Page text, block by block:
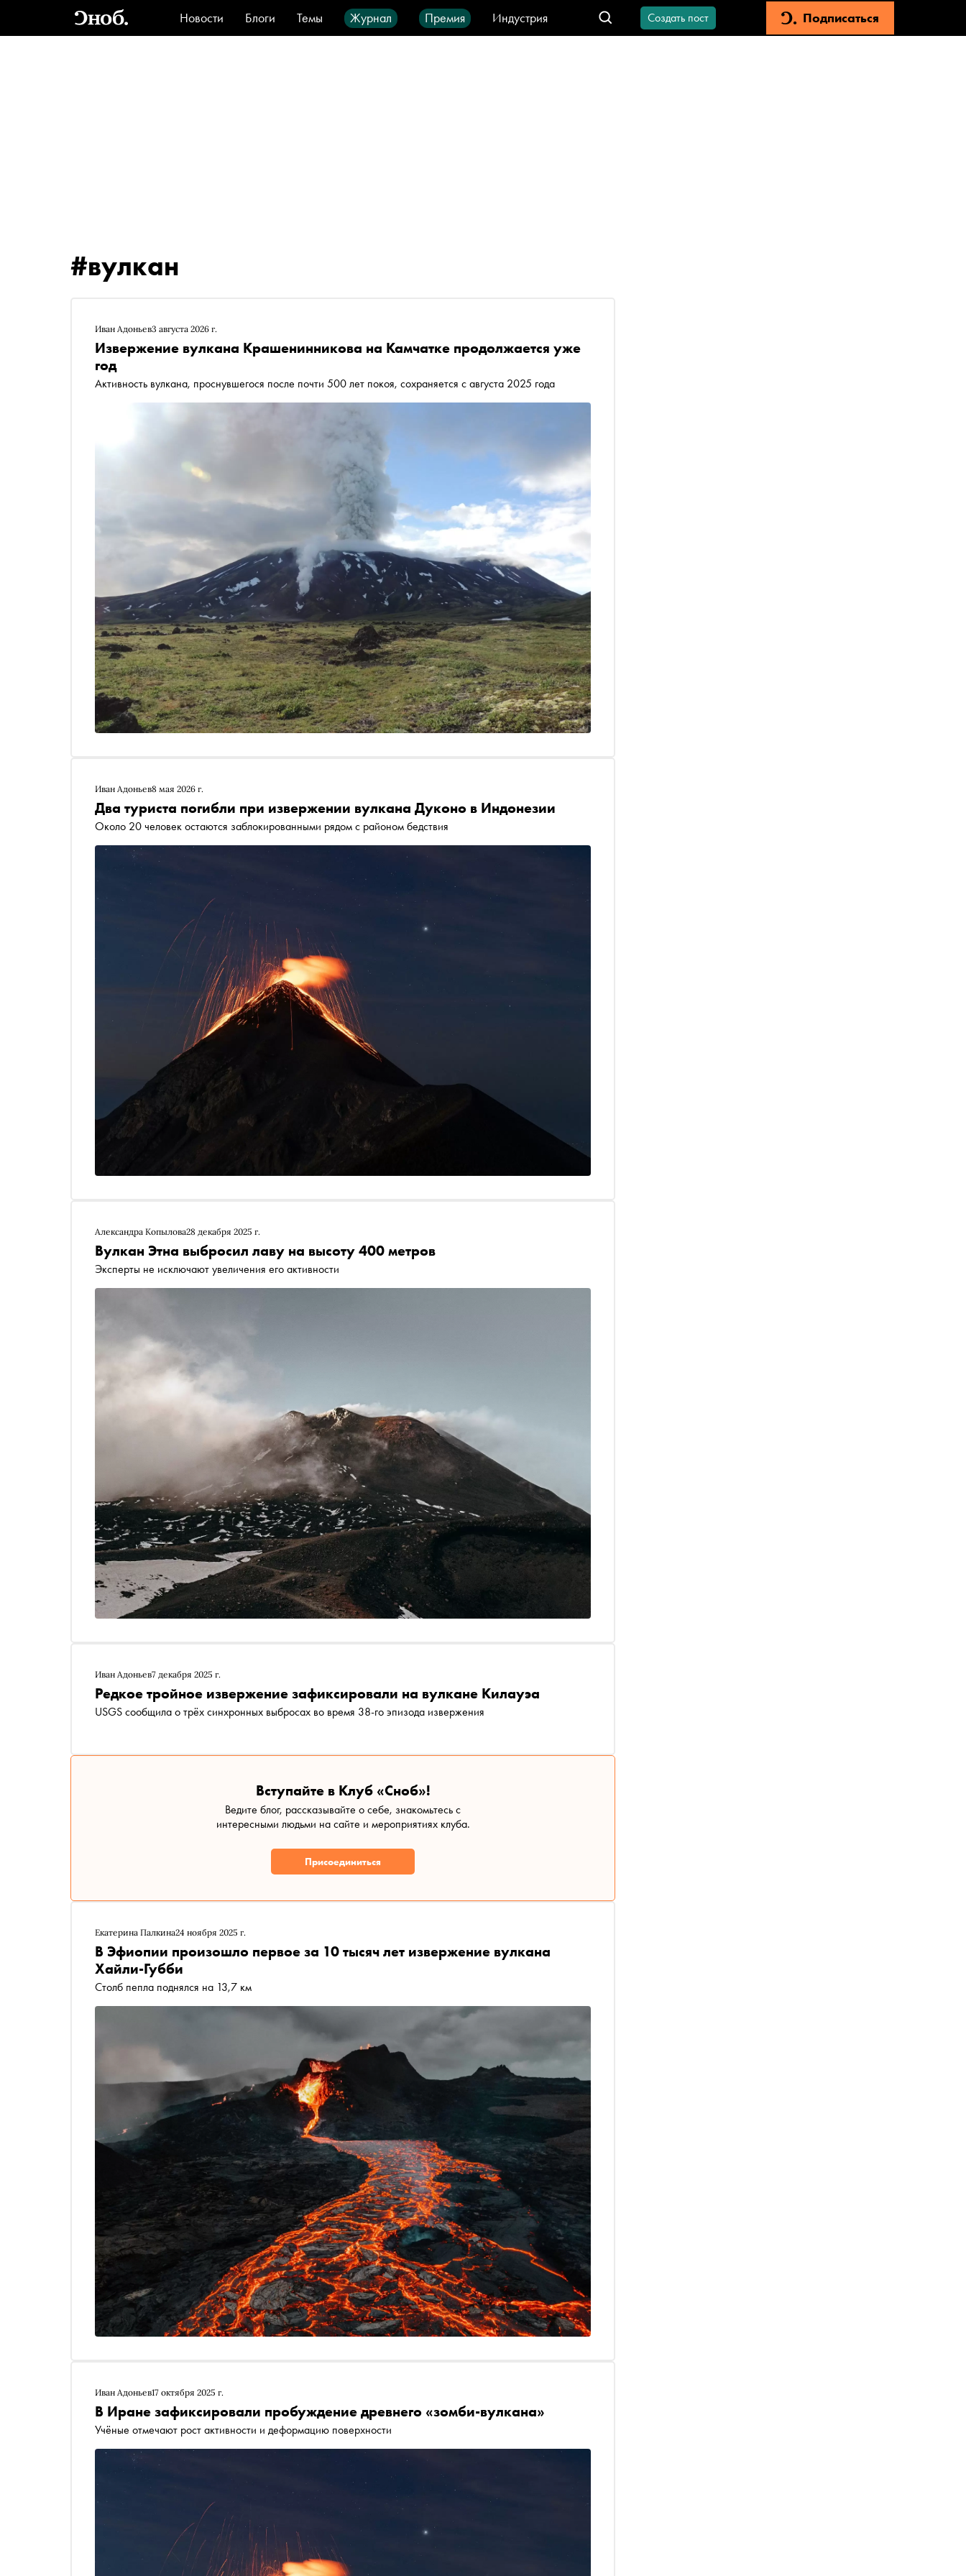
Новости Блоги Темы Журнал Премия
Индустрия
Стиль
Видео Город IT-продукты
Создать пост Подписаться
#вулкан
Иван Адоньев3 августа 2026 г.
Извержение вулкана Крашенинникова на Камчатке продолжается уже
год
Активность вулкана, проснувшегося после почти 500 лет покоя, сохраняется с августа 2025 года
Иван Адоньев8 мая 2026 г.
Два туриста погибли при извержении вулкана Дуконо в Индонезии
Около 20 человек остаются заблокированными рядом с районом бедствия
Александра Копылова28 декабря 2025 г.
Вулкан Этна выбросил лаву на высоту 400 метров
Эксперты не исключают увеличения его активности
Иван Адоньев7 декабря 2025 г.
Редкое тройное извержение зафиксировали на вулкане Килауэа
USGS сообщила о трёх синхронных выбросах во время 38-го эпизода извержения
Вступайте в Клуб «Сноб»!
Ведите блог, рассказывайте о себе, знакомьтесь с
интересными людьми на сайте и мероприятиях клуба.
Присоединиться
Екатерина Палкина24 ноября 2025 г.
В Эфиопии произошло первое за 10 тысяч лет извержение вулкана
Хайли-Губби
Столб пепла поднялся на 13,7 км
Иван Адоньев17 октября 2025 г.
В Иране зафиксировали пробуждение древнего «зомби-вулкана»
Учёные отмечают рост активности и деформацию поверхности